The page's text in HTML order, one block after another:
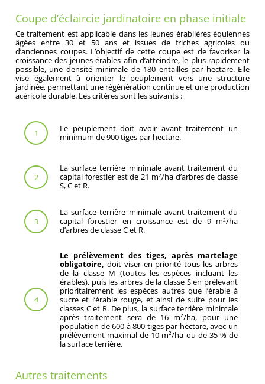
Coupe d’éclaircie jardinatoire en phase initiale
Ce traitement est applicable dans les jeunes érablières équiennes
âgées entre 30 et 50 ans et issues de friches agricoles ou
d’anciennes coupes. L’objectif de cette coupe est de favoriser la
croissance des jeunes érables afin d’atteindre, le plus rapidement
possible, une densité minimale de 180 entailles par hectare. Elle
vise également à orienter le peuplement vers une structure
jardinée, permettant une régénération continue et une production
acéricole durable. Les critères sont les suivants :
1
Le peuplement doit avoir avant traitement un
minimum de 900 tiges par hectare.
2
La surface terrière minimale avant traitement du
capital forestier est de 21 m2/ha d’arbres de classe
S, C et R.
3
La surface terrière minimale avant traitement du
capital forestier en croissance est de 9 m2/ha
d’arbres de classe C et R.
4
Le prélèvement des tiges, après martelage
obligatoire, doit viser en priorité tous les arbres
de la classe M (toutes les espèces incluant les
érables), puis les arbres de la classe S en prélevant
prioritairement les espèces autres que l’érable à
sucre et l’érable rouge, et ainsi de suite pour les
classes C et R. De plus, la surface terrière minimale
après traitement sera de 16 m²/ha, pour une
population de 600 à 800 tiges par hectare, avec un
prélèvement maximal de 10 m²/ha ou de 35 % de
la surface terrière.
Autres traitements